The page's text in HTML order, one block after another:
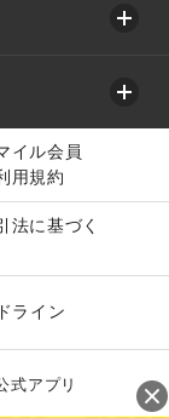
イル会員
用規約
法に基づく
ライン
式アプリ